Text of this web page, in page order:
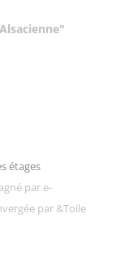
étages
par e-
par &Toile